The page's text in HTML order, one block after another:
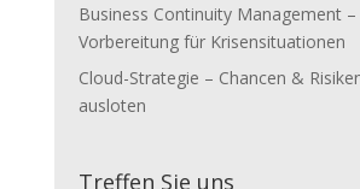
Business Continuity Management
Vorbereitung für Krisensituationen
Cloud-Strategie – Chancen &
ausloten
Treffen Sie uns